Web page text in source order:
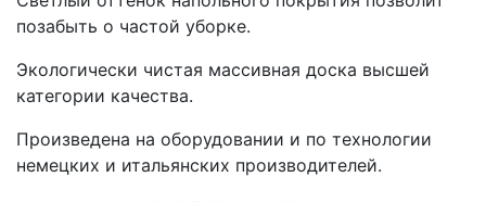
позабыть о частой уборке.
Экологически чистая массивная доска высшей
категории качества.
Произведена на оборудовании и по технологии
немецких и итальянских производителей.